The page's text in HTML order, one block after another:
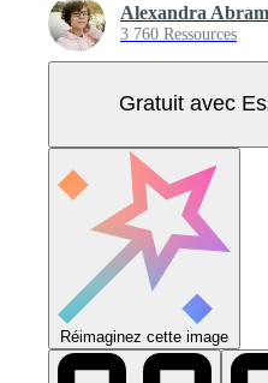
Alexandra
3 760 Ressources
Gratuit avec
Réimaginez cette image